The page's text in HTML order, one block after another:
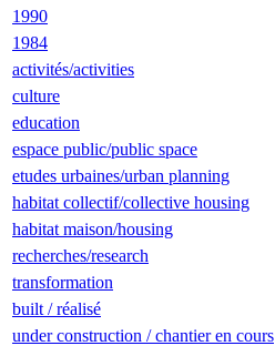
1990
1984
activités/activities
culture
education
espace public/public space
etudes urbaines/urban planning
habitat collectif/collective housing
habitat maison/housing
recherches/research
transformation
built / réalisé
under construction / chantier en cours